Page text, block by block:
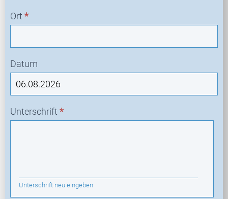
Ort *
Datum
Unterschrift *
Unterschrift neu eingeben